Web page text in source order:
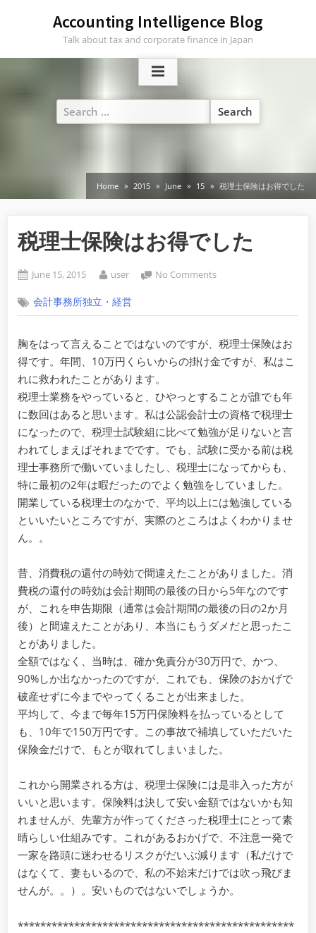
Accounting Intelligence Blog
Talk about tax and corporate finance in Japan
Search
for:
Home 2015 June 15 税理士保険はお得でした
税理士保険はお得でした
Posted
June 15, 2015 By
user No Commentson
士
険
は
得
し
た
会計事務所独立・経営
胸をはって言えることではないのですが、税理士保険はお
得です。年間、10万円くらいからの掛け金ですが、私はこ
れに救われたことがあります。
税理士業務をやっていると、ひやっとすることが誰でも年
に数回はあると思います。私は公認会計士の資格で税理士
になったので、税理士試験組に比べて勉強が足りないと言
われてしまえばそれまでです。でも、試験に受かる前は税
理士事務所で働いていましたし、税理士になってからも、
特に最初の2年は暇だったのでよく勉強をしていました。
開業している税理士のなかで、平均以上には勉強している
といいたいところですが、実際のところはよくわかりませ
ん。。
昔、消費税の還付の時効で間違えたことがありました。消
費税の還付の時効は会計期間の最後の日から5年なのです
が、これを申告期限（通常は会計期間の最後の日の2か月
後）と間違えたことがあり、本当にもうダメだと思ったこ
とがありました。
全額ではなく、当時は、確か免責分が30万円で、かつ、
90%しか出なかったのですが、これでも、保険のおかげで
破産せずに今までやってくることが出来ました。
平均して、今まで毎年15万円保険料を払っているとして
も、10年で150万円です。この事故で補填していただいた
保険金だけで、もとが取れてしまいました。
これから開業される方は、税理士保険には是非入った方が
いいと思います。保険料は決して安い金額ではないかも知
れませんが、先輩方が作ってくださった税理士にとって素
晴らしい仕組みです。これがあるおかげで、不注意一発で
一家を路頭に迷わせるリスクがだいぶ減ります（私だけで
はなくて、妻もいるので、私の不始末だけでは吹っ飛びま
せんが。。）。安いものではないでしょうか。
*************************************************